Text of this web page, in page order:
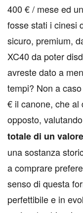
400 € / mese ed
fosse stati i cinesi
sicuro, premium,
XC40 da poter
avreste dato a
tempi? Non a
€ il canone, che al
opposto,
totale di un
una sostanza
a comprare
senso di questa
perfettibile e in